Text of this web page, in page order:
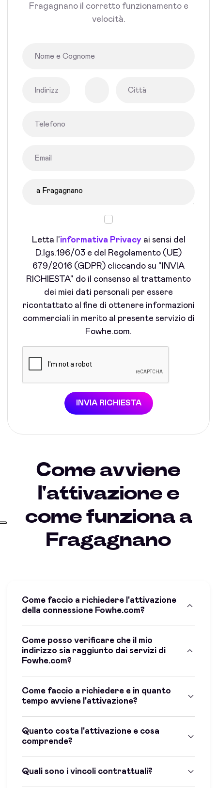
Fragagnano il corretto funzionamento e
velocità.
Letta l'informativa Privacyai sensi del
D.lgs.196/03 e del Regolamento (UE)
679/2016 (GDPR) cliccando su "INVIA
RICHIESTA" do il consenso al trattamento
dei miei dati personali per essere
ricontattato al fine di ottenere informazioni
commerciali in merito al presente servizio di
Fowhe.com.
INVIA RICHIESTA
Come avviene
l'attivazione e
come funziona a
Fragagnano
Come faccio a richiedere l'attivazione
della connessione Fowhe.com?
Come posso verificare che il mio
indirizzo sia raggiunto dai servizi di
Fowhe.com?
Come faccio a richiedere e in quanto
tempo avviene l'attivazione?
Quanto costa l'attivazione e cosa
comprende?
Quali sono i vincoli contrattuali?